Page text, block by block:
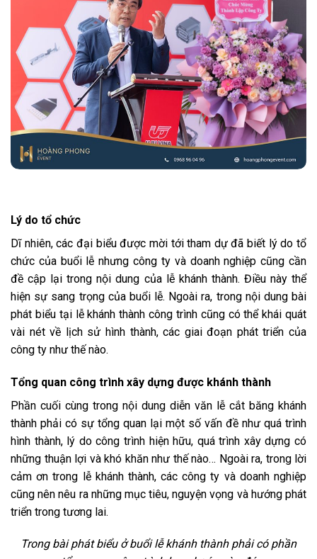
Lý do tổ chức
Dĩ nhiên, các đại biểu được mời tới tham dự đã biết lý do tổ
chức của buổi lễ nhưng công ty và doanh nghiệp cũng cần
đề cập lại trong nội dung của lễ khánh thành. Điều này thể
hiện sự sang trọng của buổi lễ. Ngoài ra, trong nội dung bài
phát biểu tại lễ khánh thành công trình cũng có thể khái quát
vài nét về lịch sử hình thành, các giai đoạn phát triển của
công ty như thế nào.
Tổng quan công trình xây dựng được khánh thành
Phần cuối cùng trong nội dung diễn văn lễ cắt băng khánh
thành phải có sự tổng quan lại một số vấn đề như quá trình
hình thành, lý do công trình hiện hữu, quá trình xây dựng có
những thuận lợi và khó khăn như thế nào… Ngoài ra, trong lời
cảm ơn trong lễ khánh thành, các công ty và doanh nghiệp
cũng nên nêu ra những mục tiêu, nguyện vọng và hướng phát
triển trong tương lai.
Trong bài phát biểu ở buổi lễ khánh thành phải có phần